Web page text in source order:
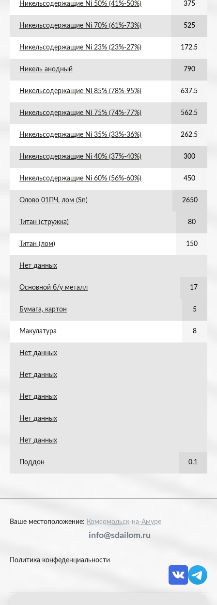
Никельсодержащие Ni 50% (41%-50%) 375
Никельсодержащие Ni 70% (61%-73%) 525
Никельсодержащие Ni 23% (23%-27%) 172.5
Никель анодный 790
Никельсодержащие Ni 85% (78%-95%) 637.5
Никельсодержащие Ni 75% (74%-77%) 562.5
Никельсодержащие Ni 35% (33%-36%) 262.5
Никельсодержащие Ni 40% (37%-40%) 300
Никельсодержащие Ni 60% (56%-60%) 450
Олово 01ПЧ, лом (Sn) 2650
Титан (стружка) 80
Титан (лом) 150
Нет данных
Основной б/у металл 17
Бумага, картон 5
Макулатура 8
Нет данных
Нет данных
Нет данных
Нет данных
Нет данных
Поддон 0.1
Ваше местоположение: Комсомольск-на-Амуре
info@sdailom.ru
Политика конфеденциальности